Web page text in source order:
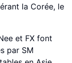
la Corée, le
et FX font
par SM